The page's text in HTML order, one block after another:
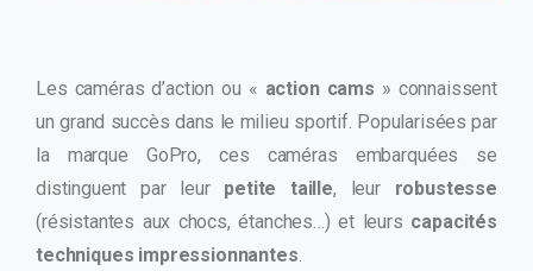
Les caméras d’action ou « action cams » connaissent
un grand succès dans le milieu sportif. Popularisées par
la marque GoPro, ces caméras embarquées se
distinguent par leur petite taille, leur robustesse
(résistantes aux chocs, étanches…) et leurs capacités
techniques impressionnantes.